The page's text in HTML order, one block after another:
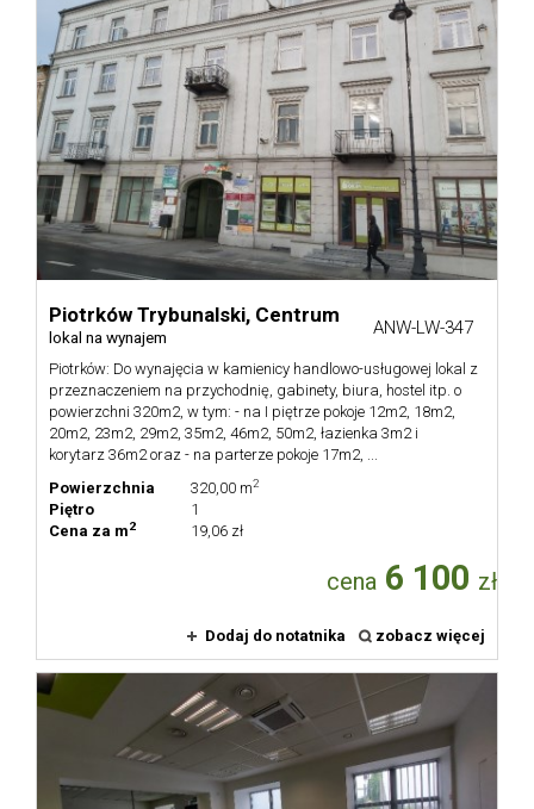
Piotrków Trybunalski, Centrum
lokal na wynajem ANW-LW-347
Piotrków: Do wynajęcia w kamienicy handlowo-usługowej lokal z
przeznaczeniem na przychodnię, gabinety, biura, hostel itp. o
powierzchni 320m2, w tym: - na I piętrze pokoje 12m2, 18m2,
20m2, 23m2, 29m2, 35m2, 46m2, 50m2, łazienka 3m2 i
korytarz 36m2 oraz - na parterze pokoje 17m2, ...
Powierzchnia
320,00 m2
Piętro
1
Cena za m2 19,06 zł
cena 6 100 zł
Dodaj do notatnika zobacz więcej